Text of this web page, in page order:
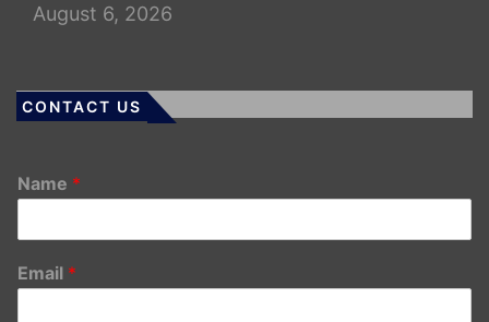
August 6, 2026
CONTACT US
Name *
Email *